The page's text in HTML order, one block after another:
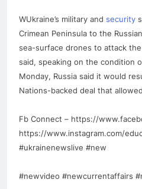
WUkraine’s military and security
Crimean Peninsula to the
sea-surface drones to attack
said, speaking on the condition
Monday, Russia said it would
Nations-backed deal that
Fb Connect – https://
https://www.instagram.com/
#ukrainenewslive #new
#newvideo #newcurrentaffairs